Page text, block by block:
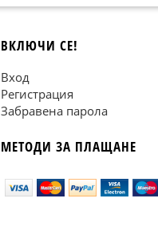
ВКЛЮЧИ СЕ!
Вход
Регистрация
Забравена парола
МЕТОДИ ЗА ПЛАЩАНЕ